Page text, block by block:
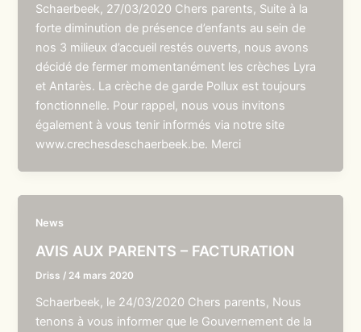
Schaerbeek, 27/03/2020 Chers parents, Suite à la
forte diminution de présence d’enfants au sein de
nos 3 milieux d’accueil restés ouverts, nous avons
décidé de fermer momentanément les crèches Lyra
et Antarès. La crèche de garde Pollux est toujours
fonctionnelle. Pour rappel, nous vous invitons
également à vous tenir informés via notre site
www.crechesdeschaerbeek.be. Merci
News
AVIS AUX PARENTS – FACTURATION
Driss / 24 mars 2020
Schaerbeek, le 24/03/2020 Chers parents, Nous
tenons à vous informer que le Gouvernement de la